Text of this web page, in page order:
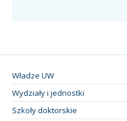
Władze UW
Wydziały i jednostki
Szkoły doktorskie